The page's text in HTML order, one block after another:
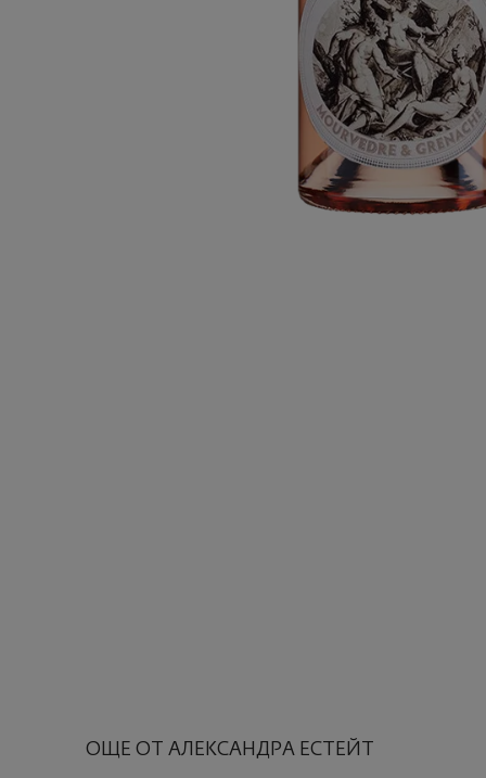
ОЩЕ ОТ АЛЕКСАНДРА ЕСТЕЙТ